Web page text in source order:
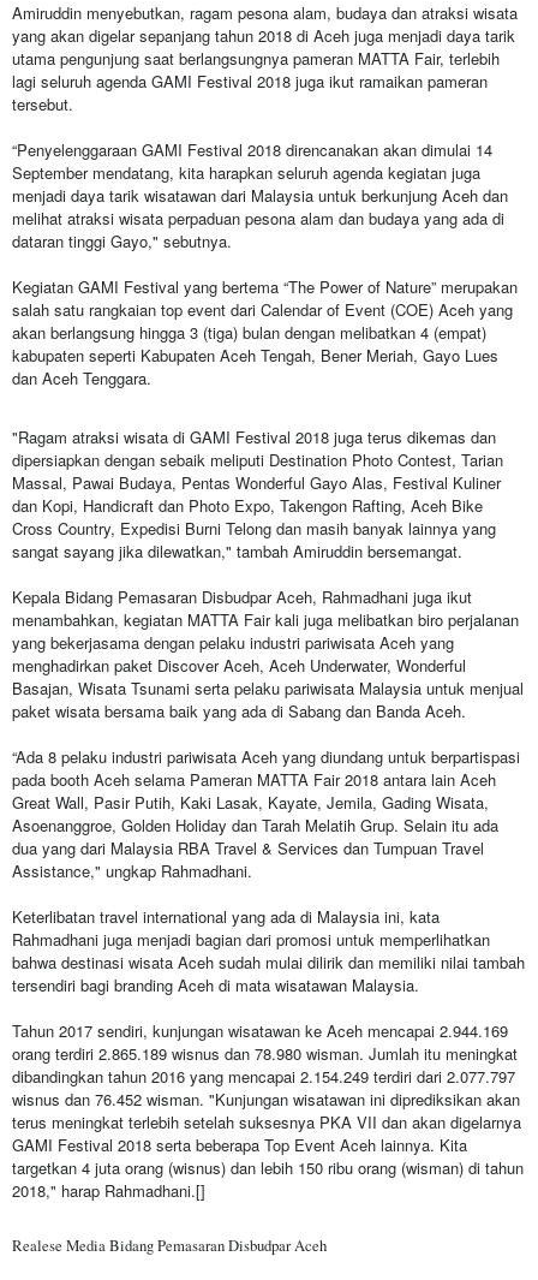
Amiruddin menyebutkan, ragam pesona alam, budaya dan atraksi wisata
yang akan digelar sepanjang tahun 2018 di Aceh juga menjadi daya tarik
utama pengunjung saat berlangsungnya pameran MATTA Fair, terlebih
lagi seluruh agenda GAMI Festival 2018 juga ikut ramaikan pameran
tersebut.
“Penyelenggaraan GAMI Festival 2018 direncanakan akan dimulai 14
September mendatang, kita harapkan seluruh agenda kegiatan juga
menjadi daya tarik wisatawan dari Malaysia untuk berkunjung Aceh dan
melihat atraksi wisata perpaduan pesona alam dan budaya yang ada di
dataran tinggi Gayo," sebutnya.
Kegiatan GAMI Festival yang bertema “The Power of Nature” merupakan
salah satu rangkaian top event dari Calendar of Event (COE) Aceh yang
akan berlangsung hingga 3 (tiga) bulan dengan melibatkan 4 (empat)
kabupaten seperti Kabupaten Aceh Tengah, Bener Meriah, Gayo Lues
dan Aceh Tenggara.
"Ragam atraksi wisata di GAMI Festival 2018 juga terus dikemas dan
dipersiapkan dengan sebaik meliputi Destination Photo Contest, Tarian
Massal, Pawai Budaya, Pentas Wonderful Gayo Alas, Festival Kuliner
dan Kopi, Handicraft dan Photo Expo, Takengon Rafting, Aceh Bike
Cross Country, Expedisi Burni Telong dan masih banyak lainnya yang
sangat sayang jika dilewatkan," tambah Amiruddin bersemangat.
Kepala Bidang Pemasaran Disbudpar Aceh, Rahmadhani juga ikut
menambahkan, kegiatan MATTA Fair kali juga melibatkan biro perjalanan
yang bekerjasama dengan pelaku industri pariwisata Aceh yang
menghadirkan paket Discover Aceh, Aceh Underwater, Wonderful
Basajan, Wisata Tsunami serta pelaku pariwisata Malaysia untuk menjual
paket wisata bersama baik yang ada di Sabang dan Banda Aceh.
“Ada 8 pelaku industri pariwisata Aceh yang diundang untuk berpartispasi
pada booth Aceh selama Pameran MATTA Fair 2018 antara lain Aceh
Great Wall, Pasir Putih, Kaki Lasak, Kayate, Jemila, Gading Wisata,
Asoenanggroe, Golden Holiday dan Tarah Melatih Grup. Selain itu ada
dua yang dari Malaysia RBA Travel & Services dan Tumpuan Travel
Assistance," ungkap Rahmadhani.
Keterlibatan travel international yang ada di Malaysia ini, kata
Rahmadhani juga menjadi bagian dari promosi untuk memperlihatkan
bahwa destinasi wisata Aceh sudah mulai dilirik dan memiliki nilai tambah
tersendiri bagi branding Aceh di mata wisatawan Malaysia.
Tahun 2017 sendiri, kunjungan wisatawan ke Aceh mencapai 2.944.169
orang terdiri 2.865.189 wisnus dan 78.980 wisman. Jumlah itu meningkat
dibandingkan tahun 2016 yang mencapai 2.154.249 terdiri dari 2.077.797
wisnus dan 76.452 wisman. "Kunjungan wisatawan ini diprediksikan akan
terus meningkat terlebih setelah suksesnya PKA VII dan akan digelarnya
GAMI Festival 2018 serta beberapa Top Event Aceh lainnya. Kita
targetkan 4 juta orang (wisnus) dan lebih 150 ribu orang (wisman) di tahun
2018," harap Rahmadhani.[]
Realese Media Bidang Pemasaran Disbudpar Aceh